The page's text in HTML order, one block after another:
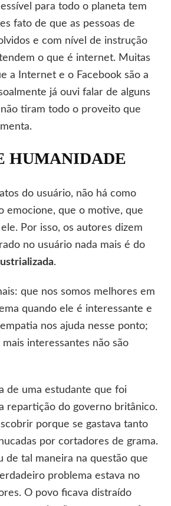
para todo o planeta tem
fato de que as pessoas de
e com nível de instrução
o que é internet. Muitas
a Internet e o Facebook são a
já ouvi falar de alguns
não tiram todo o proveito que
HUMANIDADE
do usuário, não há como
emocione, que o motive, que
Por isso, os autores dizem
no usuário nada mais é do
.
que nos somos melhores em
quando ele é interessante e
nos ajuda nesse ponto;
interessantes não são
de uma estudante que foi
repartição do governo britânico.
porque se gastava tanto
por cortadores de grama.
de tal maneira na questão que
problema estava no
O povo ficava distraído